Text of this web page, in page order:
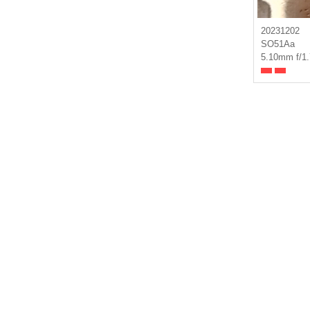
20231202
SO51Aa
5.10mm f/